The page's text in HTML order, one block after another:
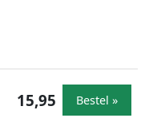
15,95 Bestel »